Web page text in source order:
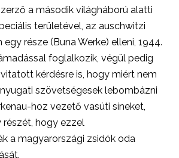
a második világháború alatti
területével, az auschwitzi
része (Buna Werke) elleni, 1944.
foglalkozik, végül pedig
kérdésre is, hogy miért nem
szövetségesek lebombázni
hoz vezető vasúti síneket,
hogy ezzel
a magyarországi zsidók oda